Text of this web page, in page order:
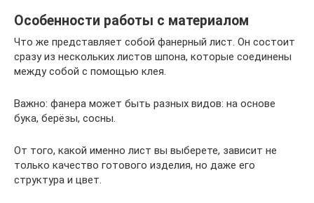
Особенности работы с материалом
Что же представляет собой фанерный лист. Он состоит
сразу из нескольких листов шпона, которые соединены
между собой с помощью клея.
Важно: фанера может быть разных видов: на основе
бука, берёзы, сосны.
От того, какой именно лист вы выберете, зависит не
только качество готового изделия, но даже его
структура и цвет.